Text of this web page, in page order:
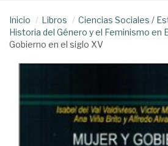
Inicio Libros Ciencias Sociales /
Historia del Género y el Feminismo en
Gobierno en el siglo XV